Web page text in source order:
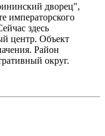
дворец",
императорского
здесь
центр. Объект
Район
округ.